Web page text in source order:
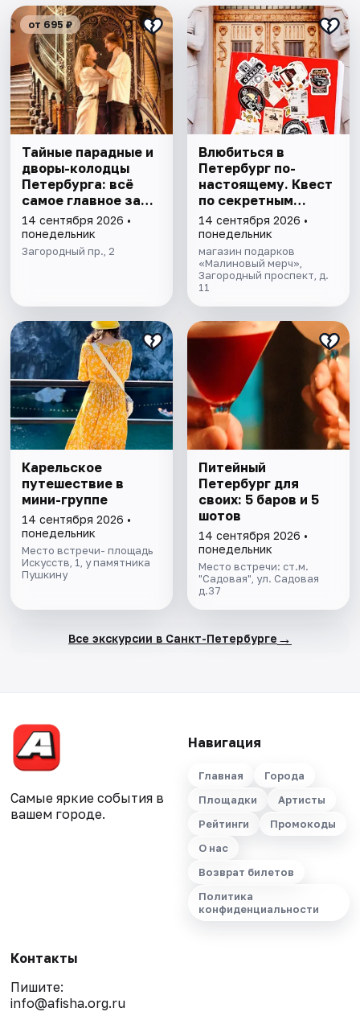
от 695 ₽
Тайные парадные и
дворы-колодцы
Петербурга: всё
самое главное за
1,5 часа
14 сентября 2026 •
понедельник
Загородный пр., 2
Влюбиться в
Петербург по-
настоящему. Квест
по секретным
местам
14 сентября 2026 •
понедельник
магазин подарков
«Малиновый мерч»,
Загородный проспект, д.
11
Карельское
путешествие в
мини-группе
14 сентября 2026 •
понедельник
Место встречи- площадь
Искусств, 1, у памятника
Пушкину
Питейный
Петербург для
своих: 5 баров и 5
шотов
14 сентября 2026 •
понедельник
Место встречи: ст.м.
"Садовая", ул. Садовая
д.37
Все экскурсии в Санкт-Петербурге →
Самые яркие события в
вашем городе.
Навигация
Главная
Города
Площадки
Артисты
Рейтинги
Промокоды
О нас
Возврат билетов
Политика
конфиденциальности
Контакты
Пишите:
info@afisha.org.ru